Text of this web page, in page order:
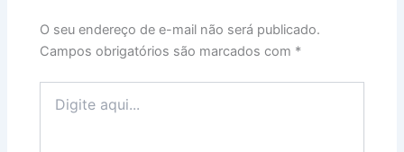
O seu endereço de e-mail não será publicado.
Campos obrigatórios são marcados com *
aqui...